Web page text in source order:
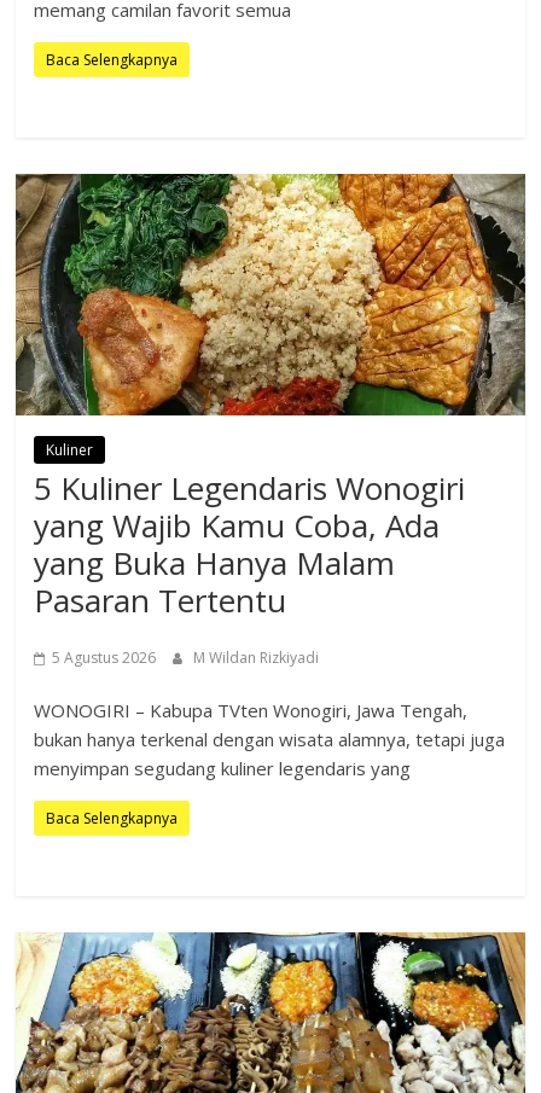
memang camilan favorit semua
Baca Selengkapnya
Kuliner
5 Kuliner Legendaris Wonogiri
yang Wajib Kamu Coba, Ada
yang Buka Hanya Malam
Pasaran Tertentu
5 Agustus 2026 M Wildan Rizkiyadi
WONOGIRI – Kabupa TVten Wonogiri, Jawa Tengah,
bukan hanya terkenal dengan wisata alamnya, tetapi juga
menyimpan segudang kuliner legendaris yang
Baca Selengkapnya